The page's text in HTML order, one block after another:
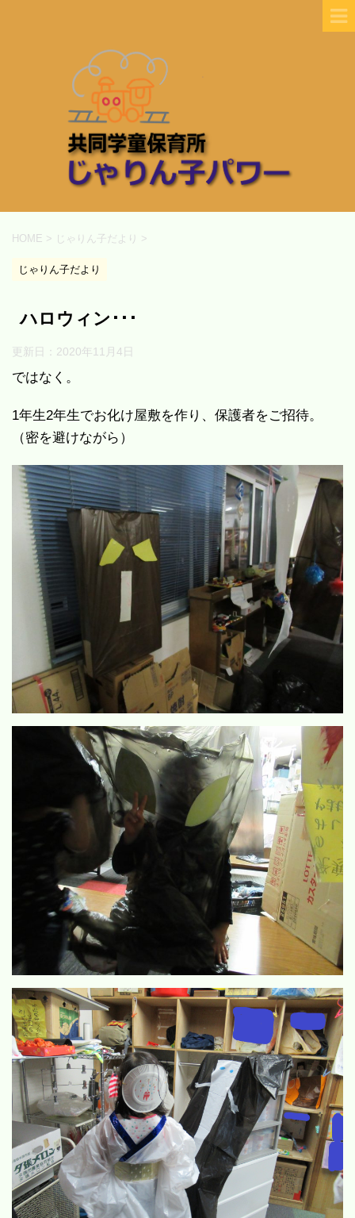
HOME > じゃりん子だより >
じゃりん子だより
ハロウィン･･･
更新日： 2020年11月4日
ではなく。
1年生2年生でお化け屋敷を作り、保護者をご招待。
（密を避けながら）